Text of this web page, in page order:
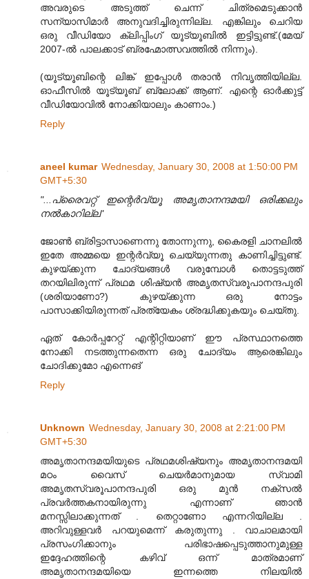
അവരുടെ അടുത്ത് ചെന്ന് ചിത്രമെടുക്കാന്‍
സന്യാസിമാര്‍ അനുവദിച്ചിരുന്നില്ല. എങ്കിലും ചെറിയ
ഒരു വീഡിയോ ക്ലിപ്പിംഗ് യൂട്യൂബില്‍ ഇട്ടിട്ടുണ്ട്.(മേയ്
2007-ല്‍ പാലക്കാട് ബ്രഹ്മോത്സവത്തില്‍ നിന്നും).
(യൂട്യൂബിന്റെ ലിങ്ക് ഇപ്പോള്‍ തരാന്‍ നിവൃത്തിയില്ല.
ഓഫീസില്‍ യൂട്യൂബ് ബ്ലോക്ക് ആണ്. എന്റെ ഓര്‍ക്കുട്ട്
വീഡിയോവില്‍ നോക്കിയാലും കാണാം.)
Reply
aneel kumar Wednesday, January 30, 2008 at 1:50:00 PM
GMT+5:30
"...പ്രൈവറ്റ് ഇന്റെര്‍വ്യൂ അമൃതാനന്ദമയി‍ ഒരിക്കലും
നല്‍കാറില്ല"
ജോണ്‍ ബ്രിട്ടാസാണെന്നു തോന്നുന്നു, കൈരളി ചാനലില്‍
ഇതേ അമ്മയെ ഇന്റര്‍വ്യൂ ചെയ്യുന്നതു കാണിച്ചിട്ടുണ്ട്.
കുഴയ്ക്കുന്ന ചോദ്യങ്ങള്‍ വരുമ്പോള്‍ തൊട്ടടുത്ത്
തറയിലിരുന്ന് പ്രഥമ ശിഷ്യന്‍ അമൃതസ്വരൂപാനന്ദപുരി
(ശരിയാണോ?) കുഴയ്ക്കുന്ന ഒരു നോട്ടം
പാസാക്കിയിരുന്നത് പ്രത്യേകം ശ്രദ്ധിക്കുകയും ചെയ്തു.
ഏത് കോര്‍പ്പറേറ്റ് എന്റിറ്റിയാണ് ഈ പ്രസ്ഥാനത്തെ
നോക്കി നടത്തുന്നതെന്ന ഒരു ചോദ്യം ആരെങ്കിലും
ചോദിക്കുമോ എന്നെങ്
Reply
Unknown Wednesday, January 30, 2008 at 2:21:00 PM
GMT+5:30
അമൃതാനന്ദമയിയുടെ പ്രഥമശിഷ്യനും അമൃതാനന്ദമയി
മഠം വൈസ്‌ ചെയര്‍മാനുമായ സ്വാമി
അമൃതസ്വരൂപാനന്ദപുരി ഒരു മുന്‍ നക്സല്‍
പ്രവര്‍ത്തകനായിരുന്നു എന്നാണ് ഞാന്‍
മനസ്സിലാക്കുന്നത് . തെറ്റാണോ എന്നറിയില്ല .
അറിവുള്ളവര്‍ പറയുമെന്ന് കരുതുന്നു . വാചാലമായി
പ്രസംഗിക്കാനും പരിഭാഷപ്പെടുത്താനുമുള്ള
ഇദ്ദേഹത്തിന്റെ കഴിവ് ഒന്ന് മാത്രമാണ്
അമൃതാനന്ദമയിയെ ഇന്നത്തെ നിലയില്‍